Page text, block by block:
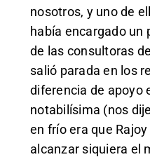
nosotros, y uno de
había encargado un
de las consultoras
salió parada en los
diferencia de apoyo
notabilísima (nos
en frío era que
alcanzar siquiera el